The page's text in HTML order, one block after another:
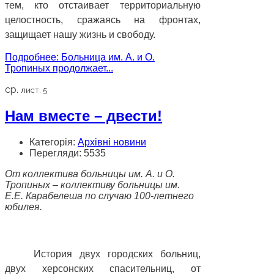
тем, кто отстаивает территориальную
целостность, сражаясь на фронтах,
защищает нашу жизнь и свободу.
Подробнее: Больница им. А. и О.
Тропиных продолжает...
ср. лист. 5
Нам вместе – двести!
Категорія: Архівні новини
Перегляди: 5535
От коллектива больницы им. А. и О.
Тропиных – коллективу больницы им.
Е.Е. Карабелеша по случаю 100-летнего
юбилея.
История двух городских больниц,
двух херсонских спасительниц, от